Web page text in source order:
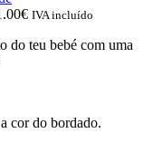
€ IVA incluído
do teu bebé com uma
cor do bordado.